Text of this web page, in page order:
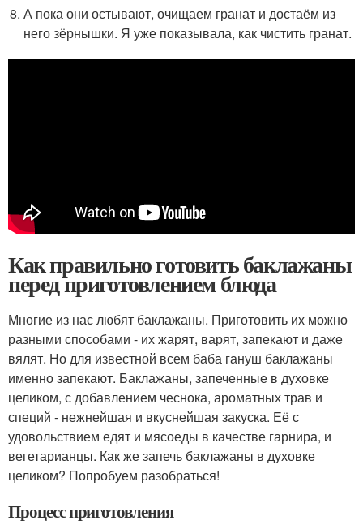
А пока они остывают, очищаем гранат и достаём из
него зёрнышки. Я уже показывала, как чистить гранат.
Как правильно готовить баклажаны
перед приготовлением блюда
Многие из нас любят баклажаны. Приготовить их можно
разными способами - их жарят, варят, запекают и даже
вялят. Но для известной всем баба гануш баклажаны
именно запекают. Баклажаны, запеченные в духовке
целиком, с добавлением чеснока, ароматных трав и
специй - нежнейшая и вкуснейшая закуска. Её с
удовольствием едят и мясоеды в качестве гарнира, и
вегетарианцы. Как же запечь баклажаны в духовке
целиком? Попробуем разобраться!
Процесс приготовления